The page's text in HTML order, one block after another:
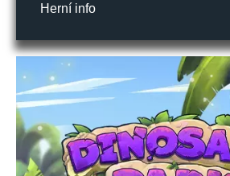
Herní info